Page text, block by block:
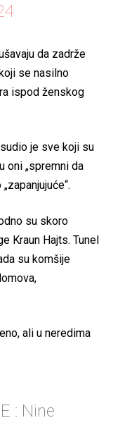
da zadrže
se nasilno
ispod ženskog
je sve koji su
oni „spremni da
su skoro
Kraun Hajts. Tunel
su komšije
ali u neredima
: Nine